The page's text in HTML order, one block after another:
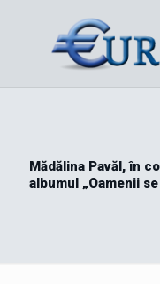
Mădălina Pavăl, în
albumul „Oamenii